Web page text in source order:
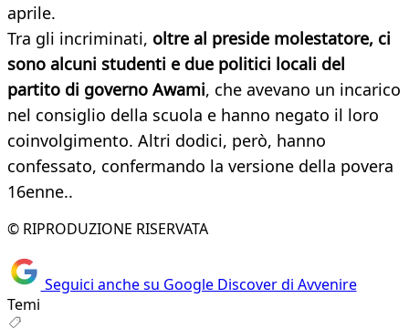
aprile.
Tra gli incriminati, oltre al preside molestatore, ci
sono alcuni studenti e due politici locali del
partito di governo Awami, che avevano un incarico
nel consiglio della scuola e hanno negato il loro
coinvolgimento. Altri dodici, però, hanno
confessato, confermando la versione della povera
16enne..
© RIPRODUZIONE RISERVATA
Seguici anche su Google Discover di Avvenire
Temi